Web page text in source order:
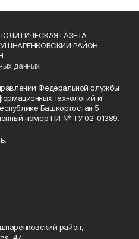
ГАЗЕТА
РАЙОН
данных
Федеральной службы
технологий и
Башкортостан 5
номер ПИ № ТУ 02-01389.
район,